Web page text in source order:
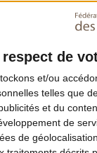
respect de
et/ou
telles que
et du
de
de
5 400 Réserves
centaines de
à la Fondation
du biotope ;